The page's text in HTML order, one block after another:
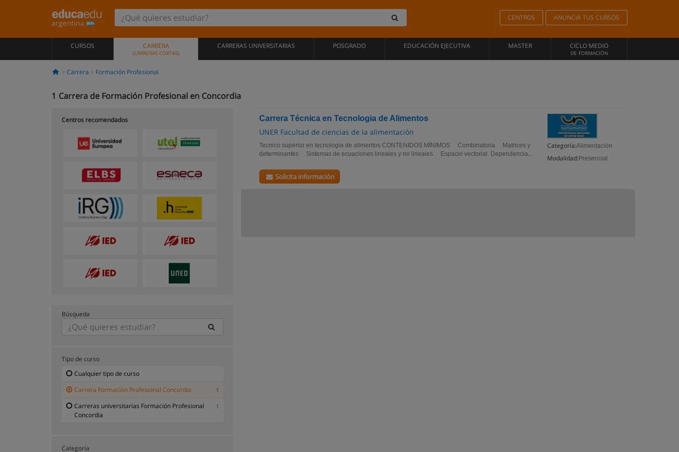
argentina
CENTROS ANUNCIÁ TUS CURSOS
CURSOS CARRERA
(CARRERAS CORTAS)
CARRERAS UNIVERSITARIAS POSGRADO EDUCACIÓN EJECUTIVA MASTER CICLO MEDIO
DE FORMACIÓN
Carrera Formación Profesional
1 Carrera de Formación Profesional en Concordia
Carrera Técnica en Tecnologia de Alimentos
UNER Facultad de ciencias de la alimentación
Categoría:Alimentación
Modalidad: Presencial
Tecnico superior en tecnologia de alimentos CONTENIDOS MÍNIMOS Combinatoria Matrices y
determinantes Sistemas de ecuaciones lineales y no lineales Espacio vectorial. Dependencia...
Solicita información
Centros recomendados
Búsqueda
Tipo de curso
Cualquier tipo de curso
Carrera Formación Profesional Concordia
1
Carreras universitarias Formación Profesional
Concordia
1
Categoría